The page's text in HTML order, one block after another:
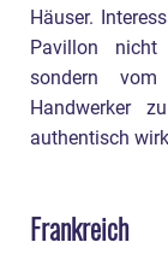
Häuser.
Pavillon
sondern
Handwerker
authentisch
Frankreich